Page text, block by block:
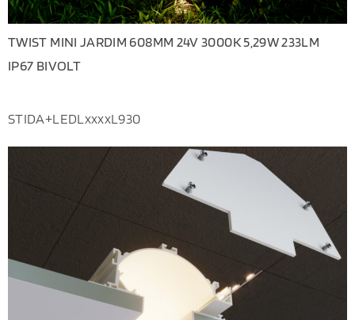
TWIST MINI JARDIM 608MM 24V 3000K 5,29W 233LM
IP67 BIVOLT
STIDA+LEDLxxxxL930